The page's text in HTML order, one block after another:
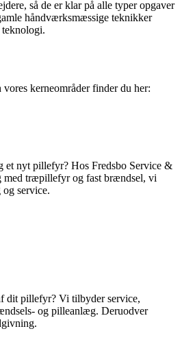
så de er klar på alle typer opgaver
håndværksmæssige teknikker
teknologi.
kerneområder finder du her:
et nyt pillefyr? Hos Fredsbo Service &
med træpillefyr og fast brændsel, vi
service.
dit pillefyr? Vi tilbyder service,
og pilleanlæg. Deruodver